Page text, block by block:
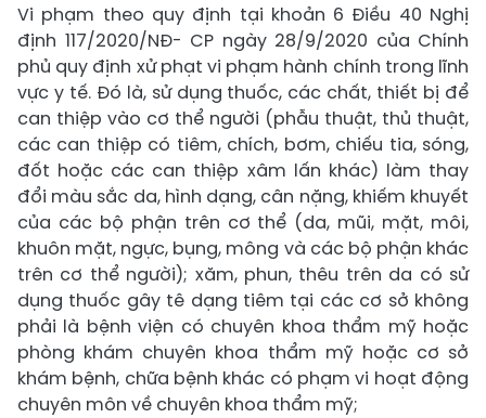
Vi phạm theo quy định tại khoản 6 Điều 40 Nghị
định 117/2020/NĐ- CP ngày 28/9/2020 của Chính
phủ quy định xử phạt vi phạm hành chính trong lĩnh
vực y tế. Đó là, sử dụng thuốc, các chất, thiết bị để
can thiệp vào cơ thể người (phẫu thuật, thủ thuật,
các can thiệp có tiêm, chích, bơm, chiếu tia, sóng,
đốt hoặc các can thiệp xâm lấn khác) làm thay
đổi màu sắc da, hình dạng, cân nặng, khiếm khuyết
của các bộ phận trên cơ thể (da, mũi, mặt, môi,
khuôn mặt, ngực, bụng, mông và các bộ phận khác
trên cơ thể người); xăm, phun, thêu trên da có sử
dụng thuốc gây tê dạng tiêm tại các cơ sở không
phải là bệnh viện có chuyên khoa thẩm mỹ hoặc
phòng khám chuyên khoa thẩm mỹ hoặc cơ sở
khám bệnh, chữa bệnh khác có phạm vi hoạt động
chuyên môn về chuyên khoa thẩm mỹ;